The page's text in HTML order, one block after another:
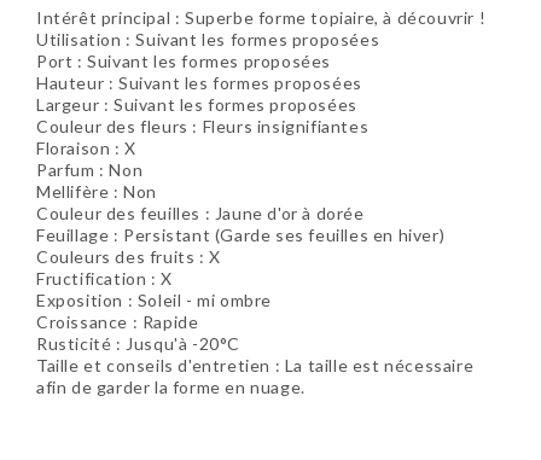
Intérêt principal : Superbe forme topiaire, à découvrir !
Utilisation :Suivant les formes proposées
Port :Suivant les formes proposées
Hauteur : Suivant les formes proposées
Largeur : Suivant les formes proposées
Couleur des fleurs : Fleurs insignifiantes
Floraison :X
Parfum : Non
Mellifère : Non
Couleur des feuilles : Jaune d'or à dorée
Feuillage : Persistant (Garde ses feuilles en hiver)
Couleurs des fruits :X
Fructification :X
Exposition : Soleil - mi ombre
Croissance : Rapide
Rusticité : Jusqu'à -20°C
Taille et conseils d'entretien : La taille est nécessaire
afin de garder la forme en nuage.